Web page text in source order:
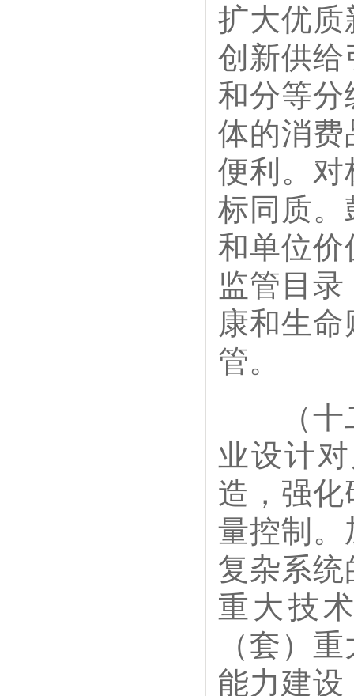
扩大优质
创新供给
和分等分
体的消费
便利。对
标同质。
和单位价
监管目
康和生
管。
（十二
业设计
造，强
量控制。
复杂系
重大技
（套）
能力建